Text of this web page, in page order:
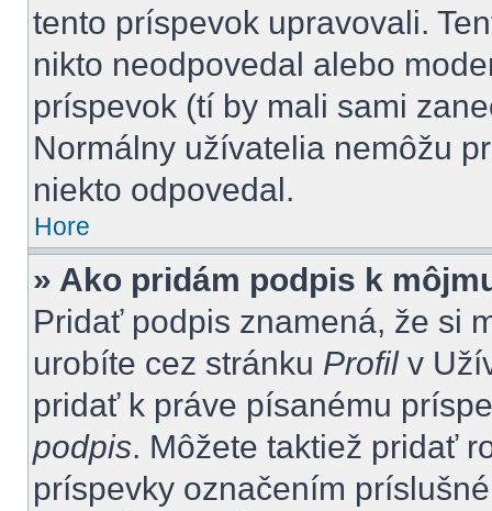
tento príspevok upravovali.
nikto neodpovedal alebo
príspevok (tí by mali sami
Normálny užívatelia nemôžu
niekto odpovedal.
Hore
» Ako pridám podpis k
Pridať podpis znamená, že si
urobíte cez stránku Profilv
pridať k práve písanému
podpis. Môžete taktiež pridať
príspevky označením